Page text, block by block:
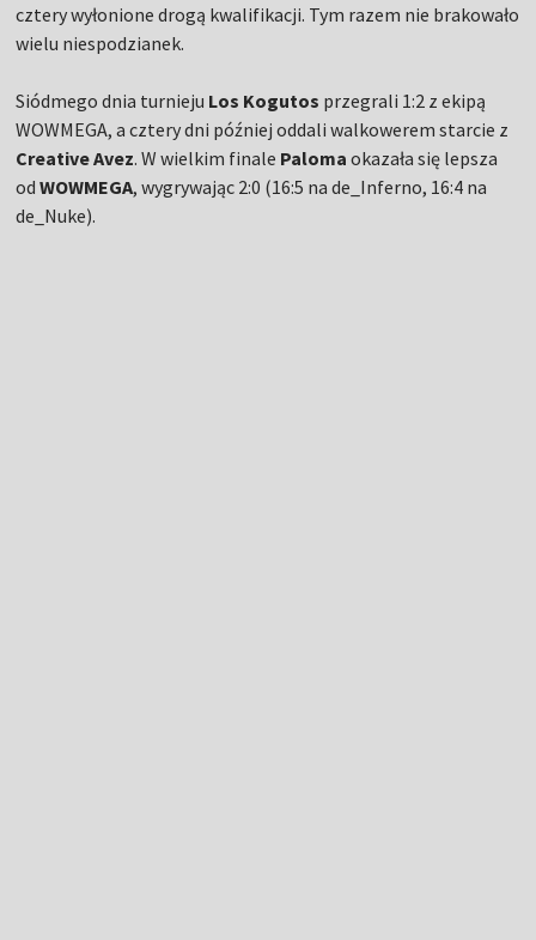
cztery wyłonione drogą kwalifikacji. Tym razem nie brakowało
wielu niespodzianek.
Siódmego dnia turnieju Los Kogutos przegrali 1:2 z ekipą
WOWMEGA, a cztery dni później oddali walkowerem starcie z
Creative Avez. W wielkim finale Paloma okazała się lepsza
odWOWMEGA, wygrywając 2:0 (16:5 na de_Inferno, 16:4 na
de_Nuke).